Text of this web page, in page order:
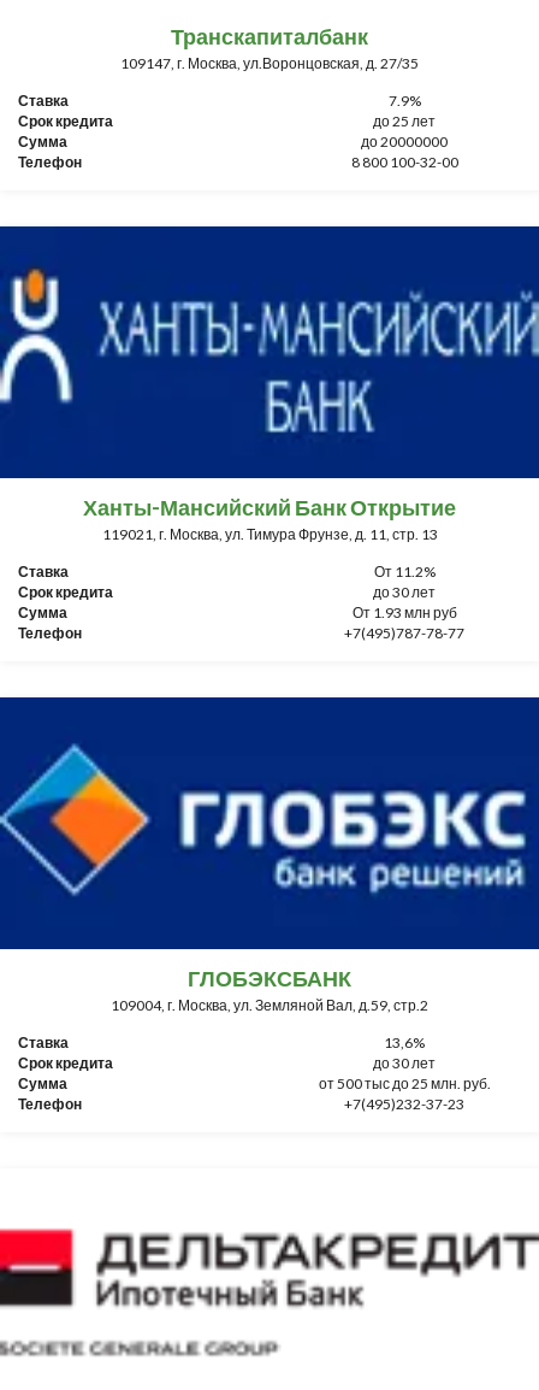
Транскапиталбанк
109147, г. Москва, ул.Воронцовская, д. 27/35
Ставка
7.9%
Срок кредита
до 25 лет
Сумма
до 20000000
Телефон
8 800 100-32-00
Ханты-Мансийский Банк Открытие
119021, г. Москва, ул. Тимура Фрунзе, д. 11, стр. 13
Ставка
От 11.2%
Срок кредита
до 30 лет
Сумма
От 1.93 млн руб
Телефон
+7(495)787-78-77
ГЛОБЭКСБАНК
109004, г. Москва, ул. Земляной Вал, д.59, стр.2
Ставка
13,6%
Срок кредита
до 30 лет
Сумма
от 500 тыс до 25 млн. руб.
Телефон
+7(495)232-37-23